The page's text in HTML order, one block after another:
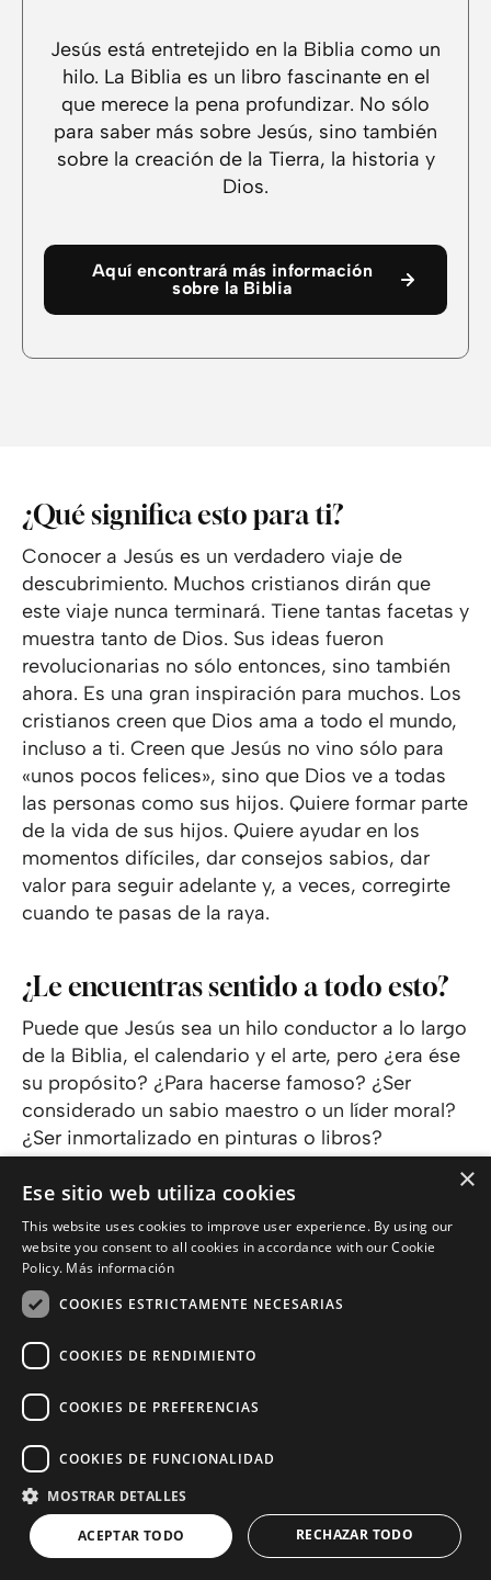
Jesús está entretejido en la Biblia como un
hilo. La Biblia es un libro fascinante en el
que merece la pena profundizar. No sólo
para saber más sobre Jesús, sino también
sobre la creación de la Tierra, la historia y
Dios.
Aquí encontrará más información
sobre la Biblia
¿Qué significa esto para ti?
Conocer a Jesús es un verdadero viaje de
descubrimiento. Muchos cristianos dirán que
este viaje nunca terminará. Tiene tantas facetas y
muestra tanto de Dios. Sus ideas fueron
revolucionarias no sólo entonces, sino también
ahora. Es una gran inspiración para muchos. Los
cristianos creen que Dios ama a todo el mundo,
incluso a ti. Creen que Jesús no vino sólo para
«unos pocos felices», sino que Dios ve a todas
las personas como sus hijos. Quiere formar parte
de la vida de sus hijos. Quiere ayudar en los
momentos difíciles, dar consejos sabios, dar
valor para seguir adelante y, a veces, corregirte
cuando te pasas de la raya.
¿Le encuentras sentido a todo esto?
Puede que Jesús sea un hilo conductor a lo largo
de la Biblia, el calendario y el arte, pero ¿era ése
su propósito? ¿Para hacerse famoso? ¿Ser
considerado un sabio maestro o un líder moral?
¿Ser inmortalizado en pinturas o libros?
inspiración, su objetivo era, es y será siempre el
ser humano, ¡tú y yo! Quiere conocerte
personalmente. Aunque aún no le encuentres
sentido.
Conozca a Jesús
×
Ese sitio web utiliza cookies
This website uses cookies to improve user experience. By using our
website you consent to all cookies in accordance with our Cookie
Policy. Más información
COOKIES ESTRICTAMENTE NECESARIAS
COOKIES DE RENDIMIENTO
COOKIES DE PREFERENCIAS
COOKIES DE FUNCIONALIDAD
MOSTRAR DETALLES
ACEPTAR TODO RECHAZAR TODO